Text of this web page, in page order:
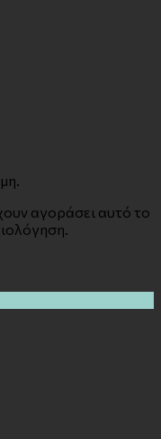
αγοράσει αυτό το